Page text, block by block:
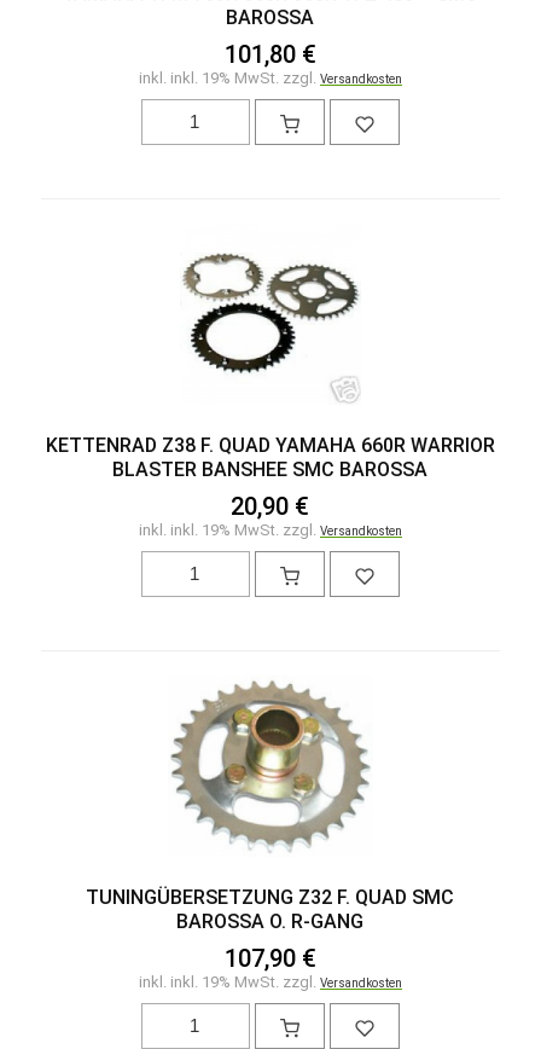
BAROSSA
101,80 €
inkl. inkl. 19% MwSt. zzgl. Versandkosten
KETTENRAD Z38 F. QUAD YAMAHA 660R WARRIOR
BLASTER BANSHEE SMC BAROSSA
20,90 €
inkl. inkl. 19% MwSt. zzgl. Versandkosten
TUNINGÜBERSETZUNG Z32 F. QUAD SMC
BAROSSA O. R-GANG
107,90 €
inkl. inkl. 19% MwSt. zzgl. Versandkosten